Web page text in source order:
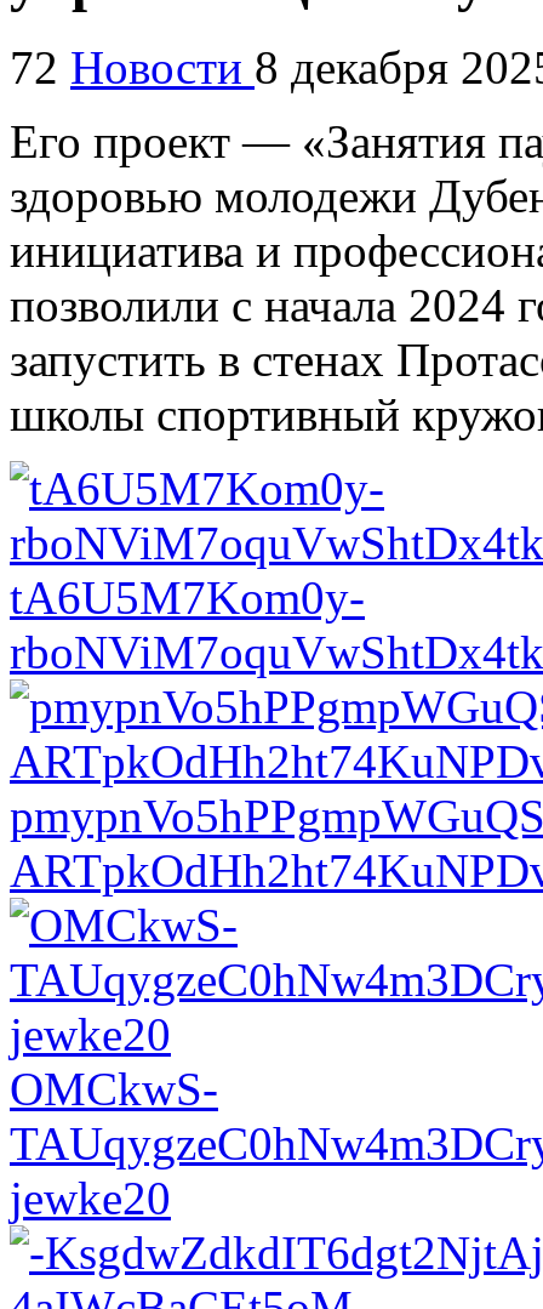
72 Новости 8 декабря
Его проект — «Занятия
здоровью молодежи
инициатива и
позволили с начала 2024
запустить в стенах
школы спортивный
tA6U5M7Kom0y-
OMCkwS-
jewke20